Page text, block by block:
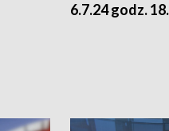
6.7.24 godz.